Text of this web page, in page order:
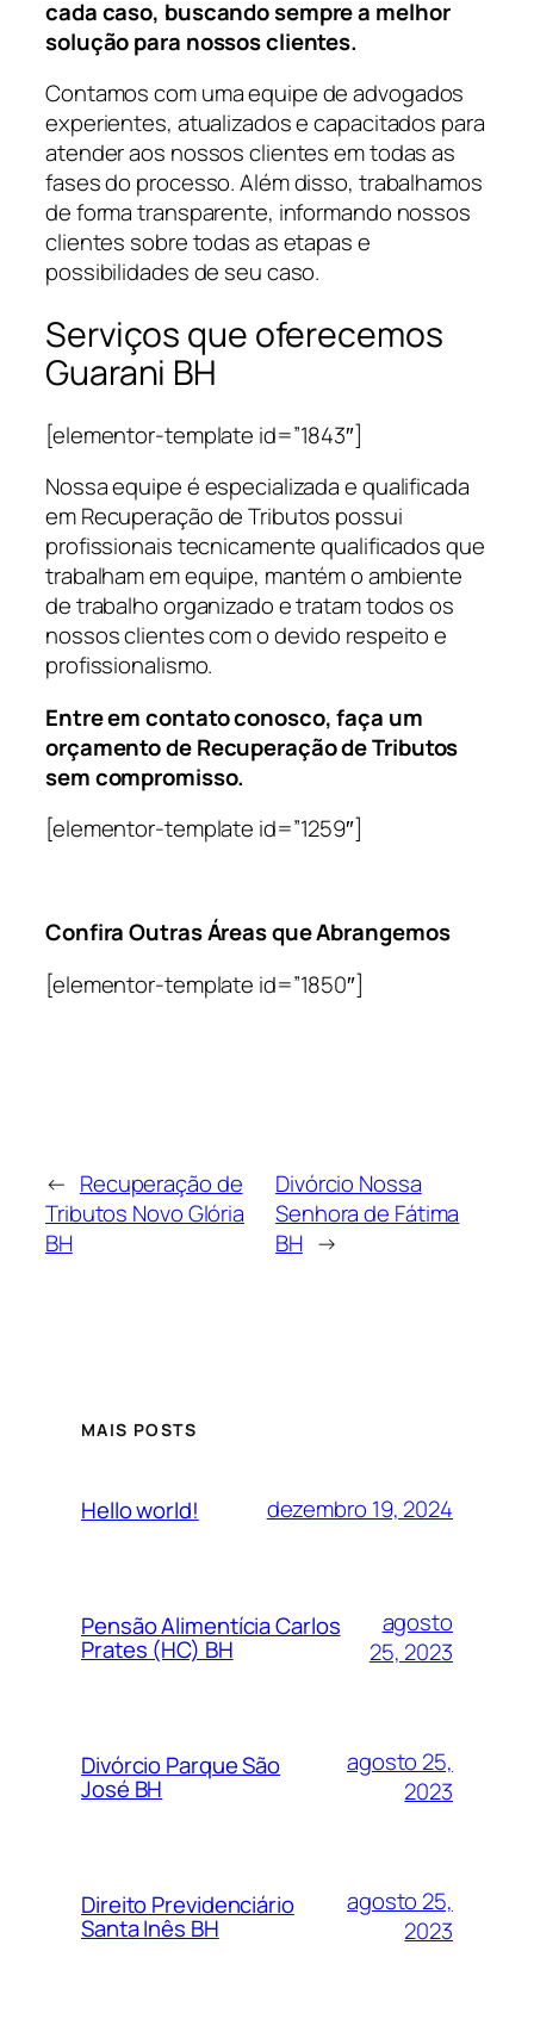
cada caso, buscando sempre a melhor
solução para nossos clientes.
Contamos com uma equipe de advogados
experientes, atualizados e capacitados para
atender aos nossos clientes em todas as
fases do processo. Além disso, trabalhamos
de forma transparente, informando nossos
clientes sobre todas as etapas e
possibilidades de seu caso.
Serviços que oferecemos
Guarani BH
[elementor-template id=”1843″]
Nossa equipe é especializada e qualificada
em Recuperação de Tributos possui
profissionais tecnicamente qualificados que
trabalham em equipe, mantém o ambiente
de trabalho organizado e tratam todos os
nossos clientes com o devido respeito e
profissionalismo.
Entre em contato conosco, faça um
orçamento de Recuperação de Tributos
sem compromisso.
[elementor-template id=”1259″]
Confira Outras Áreas que Abrangemos
[elementor-template id=”1850″]
← Recuperação de
Tributos Novo Glória
BH
Divórcio Nossa
Senhora de Fátima
BH →
MAIS POSTS
Hello world! dezembro 19, 2024
Pensão Alimentícia Carlos
Prates (HC) BH
agosto
25, 2023
Divórcio Parque São
José BH
agosto 25,
2023
Direito Previdenciário
Santa Inês BH
agosto 25,
2023